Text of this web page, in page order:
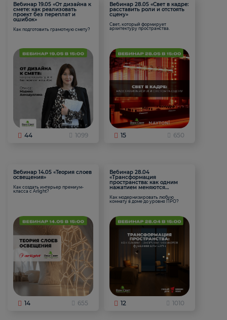
Вебинар 19.05 «От дизайна к
смете: как реализовать
проект без переплат и
ошибок»
Как подготовить грамотную смету?
44 1099
Вебинар 28.05 «Свет в кадре:
расставить роли и отстоять
сцену»
Свет, который формирует
архитектуру пространства.
15 650
Вебинар 14.05 «Теория слоев
освещения»
Как создать интерьер премиум-
класса с Arlight?
14 655
Вебинар 28.04
«Трансформация
пространства: как одним
нажатием меняются
Как модернизировать любую
комнату в доме до уровня ПРО?
12 1010